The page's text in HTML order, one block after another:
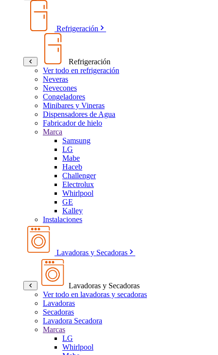
Refrigeración
Refrigeración
Ver todo en refrigeración
Neveras
Nevecones
Congeladores
Minibares y Vineras
Dispensadores de Agua
Fabricador de hielo
Marca
Samsung
LG
Mabe
Haceb
Challenger
Electrolux
Whirlpool
GE
Kalley
Instalaciones
Lavadoras y Secadoras
Lavadoras y Secadoras
Ver todo en lavadoras y secadoras
Lavadoras
Secadoras
Lavadora Secadora
Marcas
LG
Whirlpool